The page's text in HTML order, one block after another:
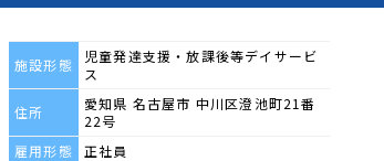
施設形態
児童発達支援・放課後等デイサービ
ス
住所
愛知県 名古屋市 中川区澄池町21番
22号
雇用形態
正社員